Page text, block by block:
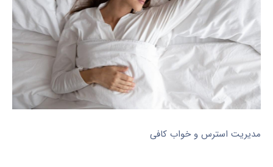
مدیریت استرس و خواب کافی